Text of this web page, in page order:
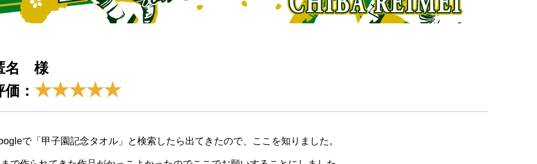
名 様
価： ★★★★★
で「甲子園記念タオル」と検索したら出てきたので、ここを知りました。